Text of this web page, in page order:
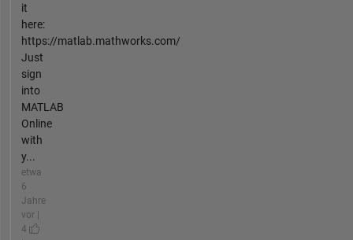
it
here:
https://matlab.mathworks.com/
Just
sign
into
MATLAB
Online
with
y...
etwa
6
Jahre
vor |
4